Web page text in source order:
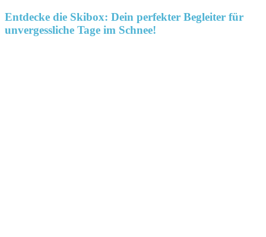
Entdecke die Skibox: Dein perfekter Begleiter für
unvergessliche Tage im Schnee!